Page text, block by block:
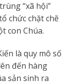
“xã hội”
chức chặt chẽ
con Chúa.
là quy mô số
đến hàng
sản sinh ra